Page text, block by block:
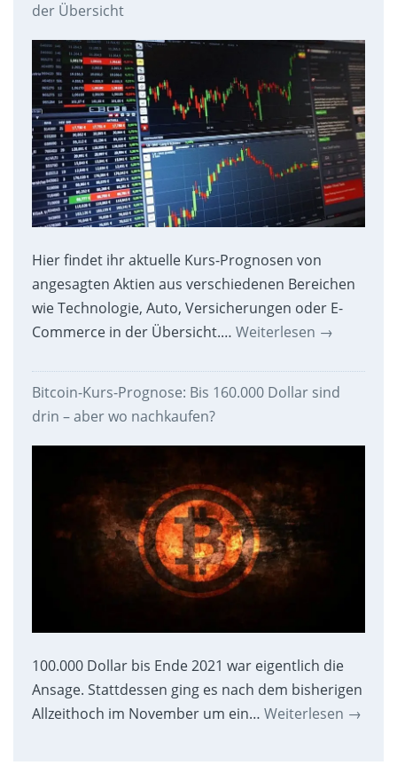
der Übersicht
Hier findet ihr aktuelle Kurs-Prognosen von
angesagten Aktien aus verschiedenen Bereichen
wie Technologie, Auto, Versicherungen oder E-
Commerce in der Übersicht.… Weiterlesen →
Bitcoin-Kurs-Prognose: Bis 160.000 Dollar sind
drin – aber wo nachkaufen?
100.000 Dollar bis Ende 2021 war eigentlich die
Ansage. Stattdessen ging es nach dem bisherigen
Allzeithoch im November um ein… Weiterlesen →